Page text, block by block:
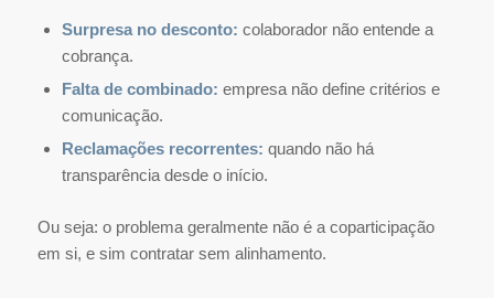
Surpresa no desconto: colaborador não entende a
cobrança.
Falta de combinado: empresa não define critérios e
comunicação.
Reclamações recorrentes: quando não há
transparência desde o início.
Ou seja: o problema geralmente não é a coparticipação
em si, e sim contratar sem alinhamento.